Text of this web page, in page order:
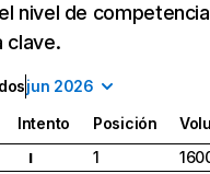
nivel de
clave.
jun 2026
Intento Posición
I 1